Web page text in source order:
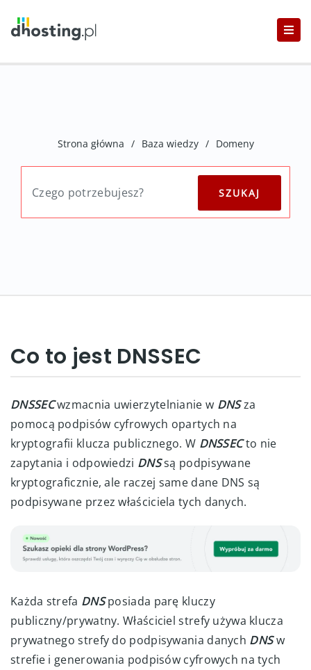
Strona główna / Baza wiedzy / Domeny
Co to jest DNSSEC
DNSSECwzmacnia uwierzytelnianie w DNSza
pomocą podpisów cyfrowych opartych na
kryptografii klucza publicznego. W DNSSECto nie
zapytania i odpowiedzi DNSsą podpisywane
kryptograficznie, ale raczej same dane DNS są
podpisywane przez właściciela tych danych.
Każda strefa DNSposiada parę kluczy
publiczny/prywatny. Właściciel strefy używa klucza
prywatnego strefy do podpisywania danych DNSw
strefie i generowania podpisów cyfrowych na tych